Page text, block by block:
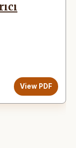
View PDF